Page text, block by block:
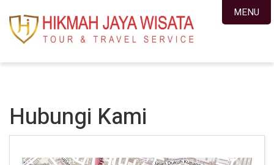
Hubungi Kami
MENU